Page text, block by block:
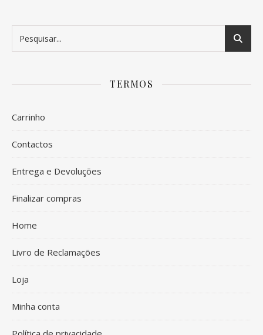
TERMOS
Carrinho
Contactos
Entrega e Devoluções
Finalizar compras
Home
Livro de Reclamações
Loja
Minha conta